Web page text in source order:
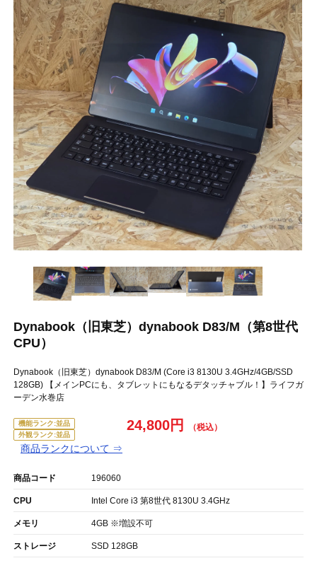
Dynabook（旧東芝）dynabook D83/M（第8世代
CPU）
Dynabook（旧東芝）dynabook D83/M (Core i3 8130U 3.4GHz/4GB/SSD
128GB) 【メインPCにも、タブレットにもなるデタッチャブル！】ライフガ
ーデン水巻店
機能ランク:並品
外観ランク:並品
商品ランクについて ⇒
24,800円
商品コード 196060
CPU Intel Core i3 第8世代 8130U 3.4GHz
メモリ 4GB ※増設不可
ストレージ SSD 128GB